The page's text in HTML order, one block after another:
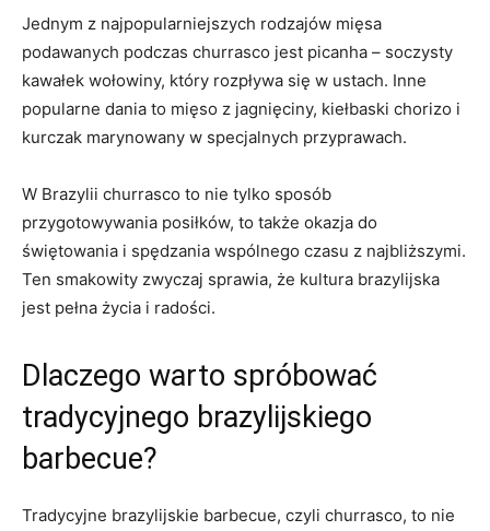
Jednym z⁤ najpopularniejszych ⁣rodzajów mięsa
podawanych podczas​ churrasco jest picanha – soczysty
kawałek wołowiny, który ‌rozpływa⁢ się w ustach. Inne
popularne dania to mięso z jagnięciny, kiełbaski chorizo i
kurczak marynowany w specjalnych przyprawach.
W Brazylii churrasco to nie tylko sposób
przygotowywania posiłków, to także okazja do
świętowania i spędzania wspólnego czasu z‌ najbliższymi.
Ten smakowity zwyczaj sprawia,‌ że kultura brazylijska
jest pełna życia i​ radości.
Dlaczego warto spróbować
tradycyjnego brazylijskiego
barbecue?
Tradycyjne ⁢brazylijskie‍ barbecue, czyli churrasco, to nie